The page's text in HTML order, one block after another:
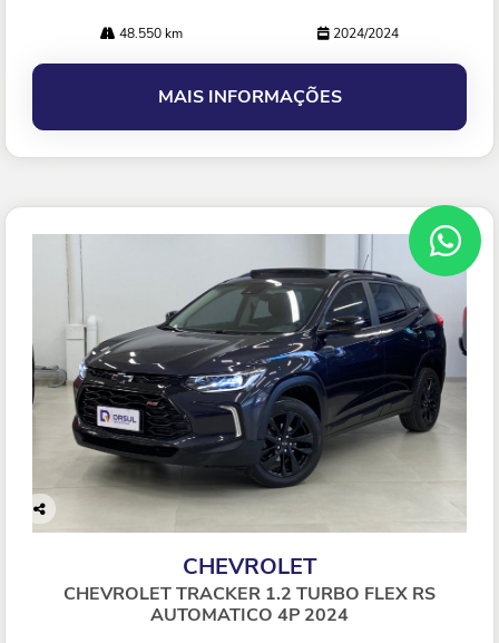
48.550 km 2024/2024
MAIS INFORMAÇÕES
Co
CHEVROLET
CHEVROLET TRACKER 1.2 TURBO FLEX RS
AUTOMATICO 4P 2024